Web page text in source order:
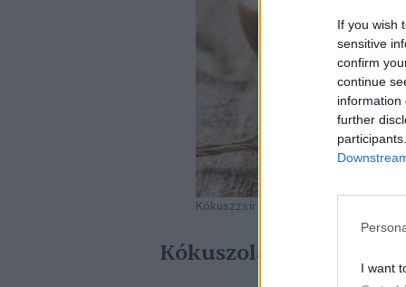
If you wish
sensitive
confirm
continue
information
further
I want
Kókuszzsír és kókuszolaj
Kókuszolaj fajtái